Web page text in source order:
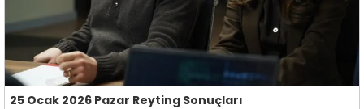
25 Ocak 2026 Pazar Reyting Sonuçları